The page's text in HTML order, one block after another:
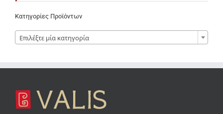
Κατηγορίες Προϊόντων
Επιλέξτε μία κατηγορία